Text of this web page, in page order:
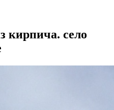
кирпича. село